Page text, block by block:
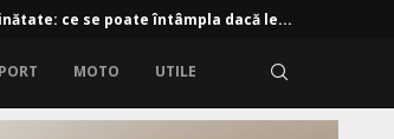
ce se poate întâmpla dacă le...
MOTO UTILE